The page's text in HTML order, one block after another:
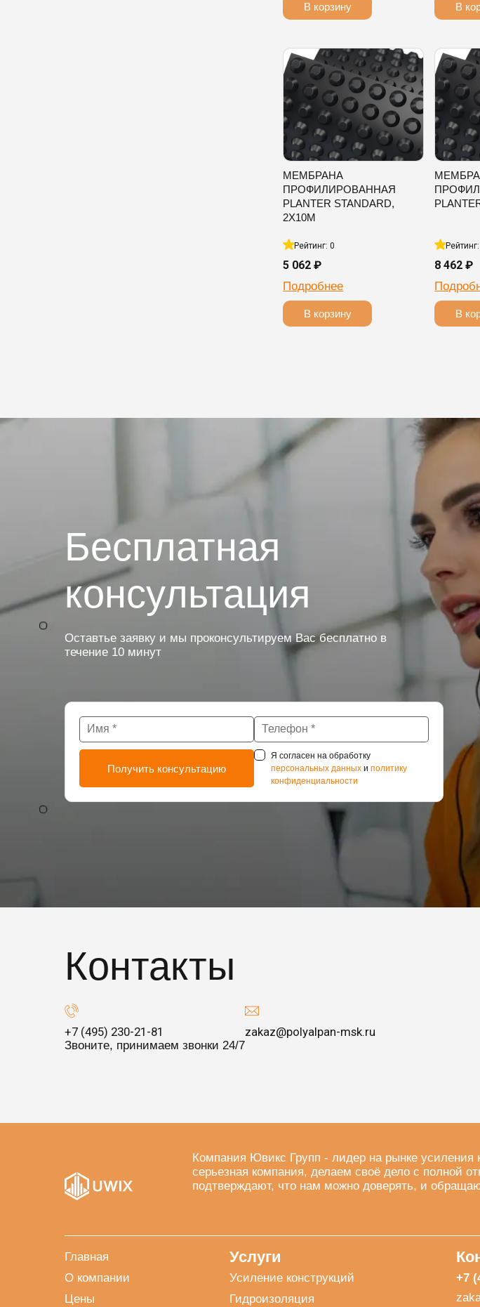
В корзину В
МЕМБРАНА
ПРОФИЛИРОВАННАЯ
PLANTER STANDARD,
2Х10М
Рейтинг: 0
5 062 ₽
Подробнее
В корзину
8 462 ₽
В
Бесплатная
консультация
Оставтье заявку и мы проконсультируем Вас бесплатно в
течение 10 минут
Я согласен на обработку
персональных данныхи политику
конфиденциальности
Контакты
+7 (495) 230-21-81
Звоните, принимаем звонки 24/7
zakaz@polyalpan-msk.ru
Компания Ювикс Групп - лидер на рынке усиления
серьезная компания, делаем своё дело с полной
подтверждают, что нам можно доверять, и
Главная
О компании
Цены
Услуги
Усиление конструкций
Гидроизоляция
+7